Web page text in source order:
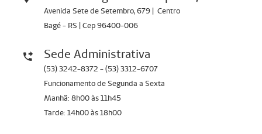
Avenida Sete de Setembro, 679 | Centro
Bagé - RS | Cep 96400-006
Sede Administrativa
(53) 3242-8372 - (53) 3312-6707
Funcionamento de Segunda a Sexta
Manhã: 8h00 às 11h45
Tarde: 14h00 às 18h00